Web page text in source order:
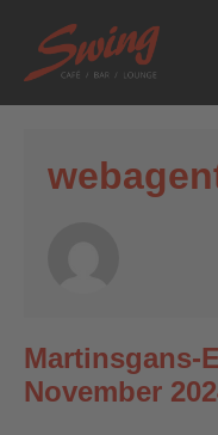
Martinsgans-
November